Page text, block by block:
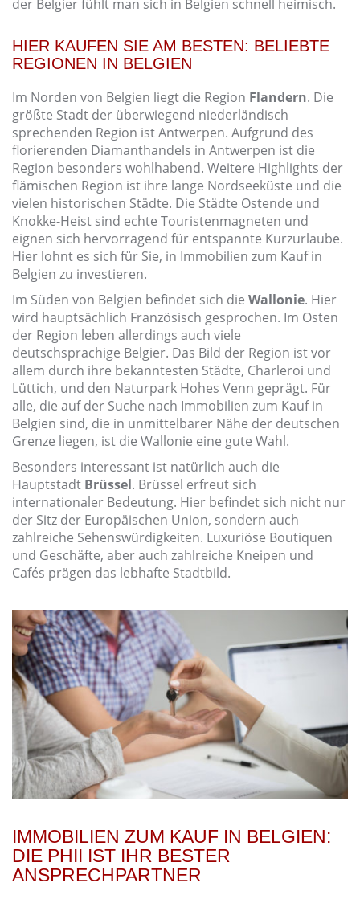
der Belgier fühlt man sich in Belgien schnell heimisch.
HIER KAUFEN SIE AM BESTEN: BELIEBTE
REGIONEN IN BELGIEN
Im Norden von Belgien liegt die Region Flandern. Die
größte Stadt der überwiegend niederländisch
sprechenden Region ist Antwerpen. Aufgrund des
florierenden Diamanthandels in Antwerpen ist die
Region besonders wohlhabend. Weitere Highlights der
flämischen Region ist ihre lange Nordseeküste und die
vielen historischen Städte. Die Städte Ostende und
Knokke-Heist sind echte Touristenmagneten und
eignen sich hervorragend für entspannte Kurzurlaube.
Hier lohnt es sich für Sie, in Immobilien zum Kauf in
Belgien zu investieren.
Im Süden von Belgien befindet sich die Wallonie. Hier
wird hauptsächlich Französisch gesprochen. Im Osten
der Region leben allerdings auch viele
deutschsprachige Belgier. Das Bild der Region ist vor
allem durch ihre bekanntesten Städte, Charleroi und
Lüttich, und den Naturpark Hohes Venn geprägt. Für
alle, die auf der Suche nach Immobilien zum Kauf in
Belgien sind, die in unmittelbarer Nähe der deutschen
Grenze liegen, ist die Wallonie eine gute Wahl.
Besonders interessant ist natürlich auch die
Hauptstadt Brüssel. Brüssel erfreut sich
internationaler Bedeutung. Hier befindet sich nicht nur
der Sitz der Europäischen Union, sondern auch
zahlreiche Sehenswürdigkeiten. Luxuriöse Boutiquen
und Geschäfte, aber auch zahlreiche Kneipen und
Cafés prägen das lebhafte Stadtbild.
IMMOBILIEN ZUM KAUF IN BELGIEN:
DIE PHII IST IHR BESTER
ANSPRECHPARTNER